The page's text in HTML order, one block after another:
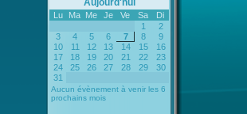
Aujourd'hui
Lu Ma Me Je Ve Sa
Di
1
2
3
4 5 6 7 8
9
10
11 12 13 14 15
16
17
18 19 20 21 22
23
24
25 26 27 28 29
30
31
Aucun évènement à venir les 6
prochains mois